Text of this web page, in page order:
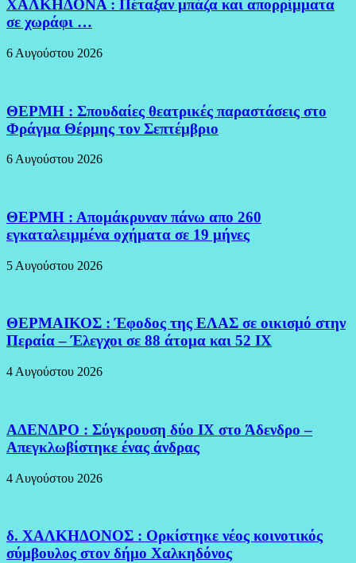
ΧΑΛΚΗΔΟΝΑ : Πέταξαν μπάζα και απορρίμματα
σε χωράφι …
6 Αυγούστου 2026
ΘΕΡΜΗ : Σπουδαίες θεατρικές παραστάσεις στο
Φράγμα Θέρμης τον Σεπτέμβριο
6 Αυγούστου 2026
ΘΕΡΜΗ : Απομάκρυναν πάνω απο 260
εγκαταλειμμένα οχήματα σε 19 μήνες
5 Αυγούστου 2026
ΘΕΡΜΑΙΚΟΣ : Έφοδος της ΕΛΑΣ σε οικισμό στην
Περαία – Έλεγχοι σε 88 άτομα και 52 ΙΧ
4 Αυγούστου 2026
ΑΔΕΝΔΡΟ : Σύγκρουση δύο ΙΧ στο Άδενδρο –
Απεγκλωβίστηκε ένας άνδρας
4 Αυγούστου 2026
δ. ΧΑΛΚΗΔΟΝΟΣ : Ορκίστηκε νέος κοινοτικός
σύμβουλος στον δήμο Χαλκηδόνος